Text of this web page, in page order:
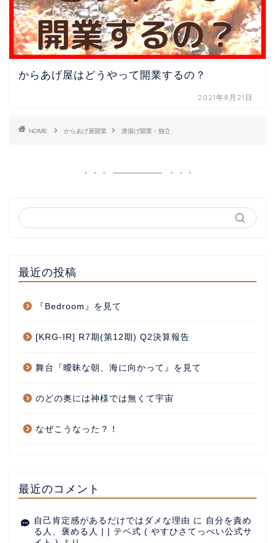
からあげ屋はどうやって開業するの？
2021年8月21日
HOME からあげ屋開業 唐揚げ開業・独立
最近の投稿
『Bedroom』を見て
[KRG-IR] R7期(第12期) Q2決算報告
舞台『曖昧な朝、海に向かって』を見て
のどの奥には神様では無くて宇宙
なぜこうなった？！
最近のコメント
自己肯定感があるだけではダメな理由 に 自分を責め
る人、褒める人 | | テペ式 ( やすひさてっぺい公式サ